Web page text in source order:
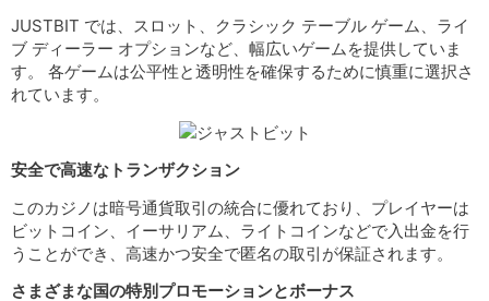
JUSTBIT では、スロット、クラシック テーブル ゲーム、ライ
ブ ディーラー オプションなど、幅広いゲームを提供していま
す。 各ゲームは公平性と透明性を確保するために慎重に選択さ
れています。
安全で高速なトランザクション
このカジノは暗号通貨取引の統合に優れており、プレイヤーは
ビットコイン、イーサリアム、ライトコインなどで入出金を行
うことができ、高速かつ安全で匿名の取引が保証されます。
さまざまな国の特別プロモーションとボーナス